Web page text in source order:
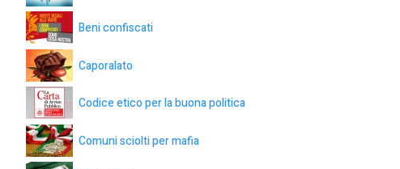
Beni confiscati
Caporalato
Codice etico per la buona politica
Comuni sciolti per mafia